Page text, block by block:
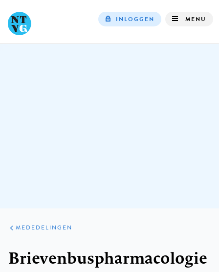
INLOGGEN MENU
ARTIKELEN
VARIA
MEDEDELINGEN
Brievenbuspharmacologie